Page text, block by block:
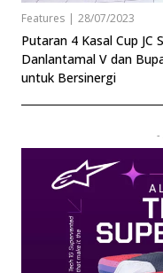
Features | 28/07/2023
Putaran 4 Kasal Cup
Danlantamal V dan
untuk Bersinergi
-